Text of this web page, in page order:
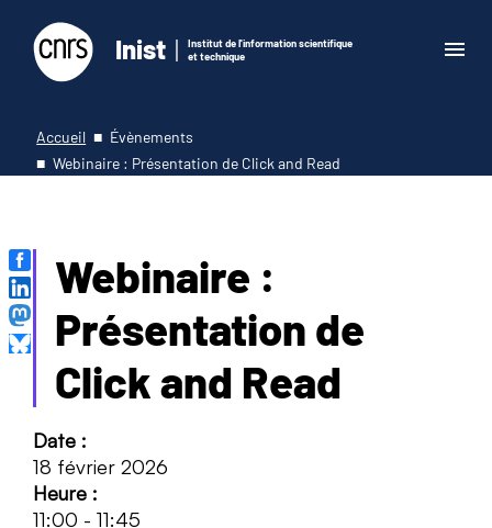
Inist
Institut de l'information scientifique
et technique
Accueil
Évènements
Webinaire : Présentation de Click and Read
Webinaire :
Présentation de
Click and Read
Date :
18 février 2026
Heure :
11:00 - 11:45